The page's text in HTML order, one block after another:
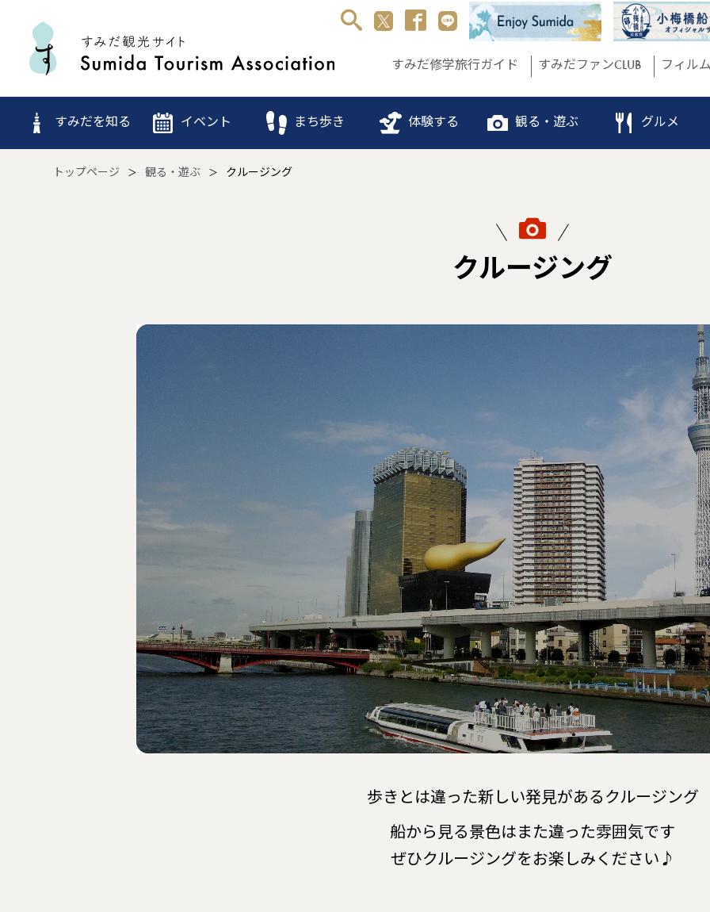
すみだ修学旅行ガイド すみだファンCLUB フィル
すみだを知る イベント まち歩き 体験する 観る・遊ぶ グルメ
トップページ 観る・遊ぶ クルージング
クルージング
歩きとは違った新しい発見があるクルージング
船から見る景色はまた違った雰囲気です
ぜひクルージングをお楽しみください♪